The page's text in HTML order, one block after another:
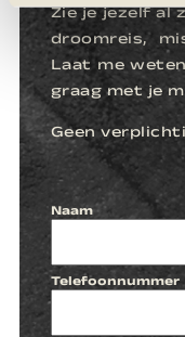
Zie je jezelf al
droomreis,
Laat me
graag met je
Geen
Naam
Telefoonnummer